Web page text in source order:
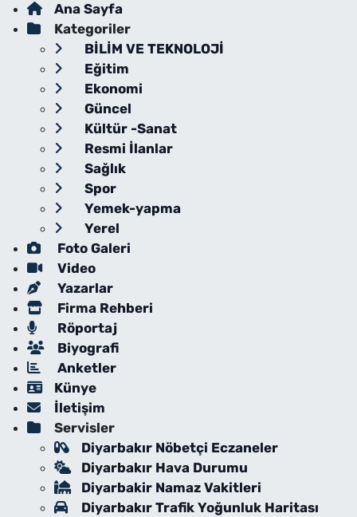
Ana Sayfa
Kategoriler
BİLİM VE TEKNOLOJİ
Eğitim
Ekonomi
Güncel
Kültür -Sanat
Resmi İlanlar
Sağlık
Spor
Yemek-yapma
Yerel
Foto Galeri
Video
Yazarlar
Firma Rehberi
Röportaj
Biyografi
Anketler
Künye
İletişim
Servisler
Diyarbakır Nöbetçi Eczaneler
Diyarbakır Hava Durumu
Diyarbakir Namaz Vakitleri
Diyarbakır Trafik Yoğunluk Haritası